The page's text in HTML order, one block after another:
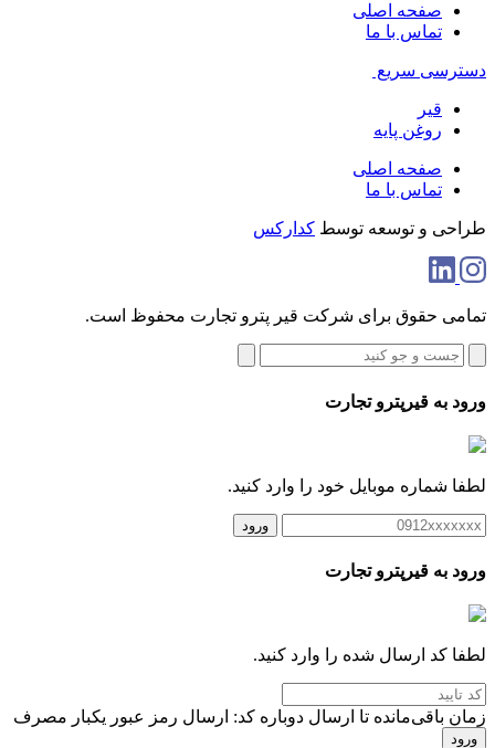
صفحه اصلی
تماس با ما
دسترسی سریع
قیر
روغن پایه
صفحه اصلی
تماس با ما
طراحی و توسعه توسط کدارکس
تمامی حقوق برای شرکت قیر پترو تجارت محفوظ است.
ورود به قیرپترو تجارت
لطفا شماره موبایل خود را وارد کنید.
ورود
ورود به قیرپترو تجارت
لطفا کد ارسال شده را وارد کنید.
زمان باقی‌مانده تا ارسال دوباره کد: ارسال رمز عبور یکبار مصرف
ورود